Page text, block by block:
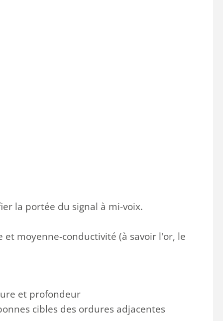
la portée du signal à mi-voix.
et moyenne-conductivité (à savoir l'or, le
et profondeur
cibles des ordures adjacentes